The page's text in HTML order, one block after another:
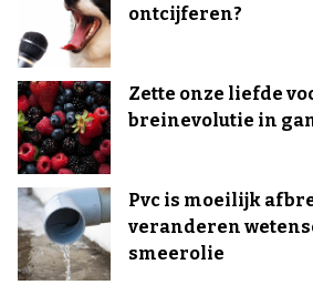
ontcijferen?
Zette onze liefde
breinevolutie in
Pvc is moeilijk
veranderen
smeerolie